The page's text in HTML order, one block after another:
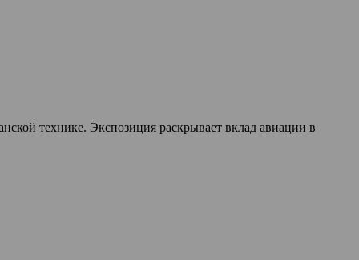
технике. Экспозиция раскрывает вклад авиации в